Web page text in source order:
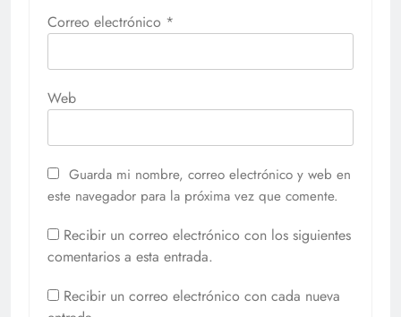
Correo electrónico *
Web
Guarda mi nombre, correo electrónico y web en
este navegador para la próxima vez que comente.
Recibir un correo electrónico con los siguientes
comentarios a esta entrada.
Recibir un correo electrónico con cada nueva